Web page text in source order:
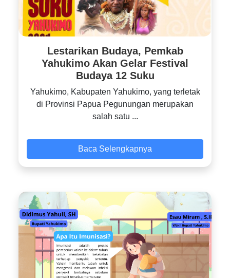
Lestarikan Budaya, Pemkab
Yahukimo Akan Gelar Festival
Budaya 12 Suku
Yahukimo, Kabupaten Yahukimo, yang terletak
di Provinsi Papua Pegunungan merupakan
salah satu ...
Baca Selengkapnya